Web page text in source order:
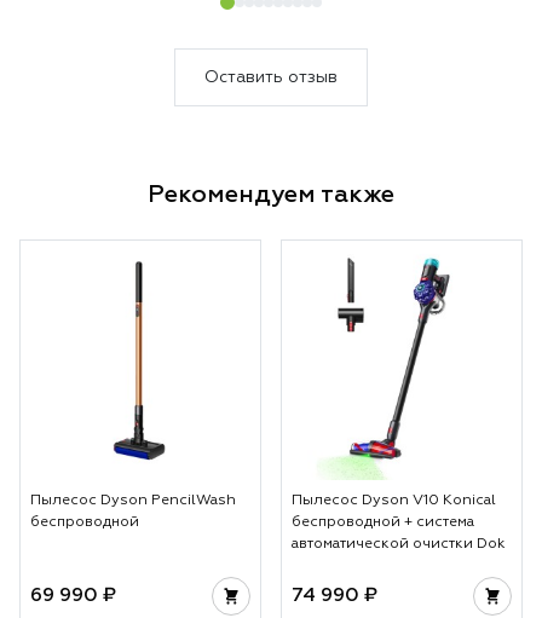
подсвечивает загрязненные
теперь в удовольствие.
Оставить отзыв
Рекомендуем также
Пылесос Dyson PencilWash
беспроводной
69 990 ₽
Пылесос Dyson V10 Konical
беспроводной + система
автоматической очистки Dok
74 990 ₽